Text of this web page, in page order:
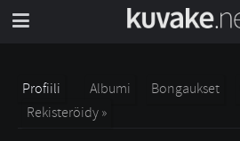
Profiili Albumi Bongaukset
Rekisteröidy »